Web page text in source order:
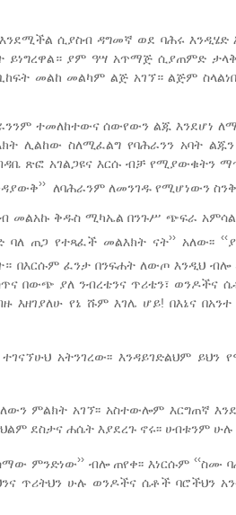
ሲያስብ ዳግመኛ ወደ ባሕሩ እንዲሄድ
ይነግረዋል። ያም ዓሣ አጥማጅ ሲያጠምድ
መልከ መልካም ልጅ አገኘ። ልጅም
ተመለከተውና ሰውየውን ልጁ እንደሆነ
ሊልከው ስለሚፈልግ የባሕራንን አባት
ጽፎ አገልጋዩና እርሱ ብቻ የሚያውቁትን
›› ለባሕራንም ለመንገዱ የሚሆነውን ስንቅ
መልአኩ ቅዱስ ሚካኤል በንጉሥ ጭፍራ
ባለ ጠጋ የተጻፈች መልእክት ናት››አለው፡፡ ‹‹
በእርሱም ፈንታ በንፍሐት ለውጦ እንዲህ ብሎ
በውጭ ያለ ንብረቴንና ጥሪቴን፣ ወንዶችና
እዘገያለሁ የኔ ሹም እገሌ ሆይ! በእኔና
አትንገረው፡፡ እንዳይገድልህም ይህን
ምልክት አገኘ፡፡ አስተውሎም እርግጠኛ እንደ
ደስታና ሐሴት እያደረጉ ኖሩ፡፡ ሀብቱንም
ምንድነው››ብሎ ጠየቀ፡፡ እነርሱም‹‹ስሙ
ጥሪትህን ሁሉ ወንዶችና ሴቶች ባሮችህን